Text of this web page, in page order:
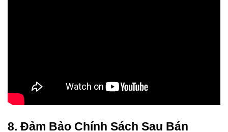
8. Đảm Bảo Chính Sách Sau Bán